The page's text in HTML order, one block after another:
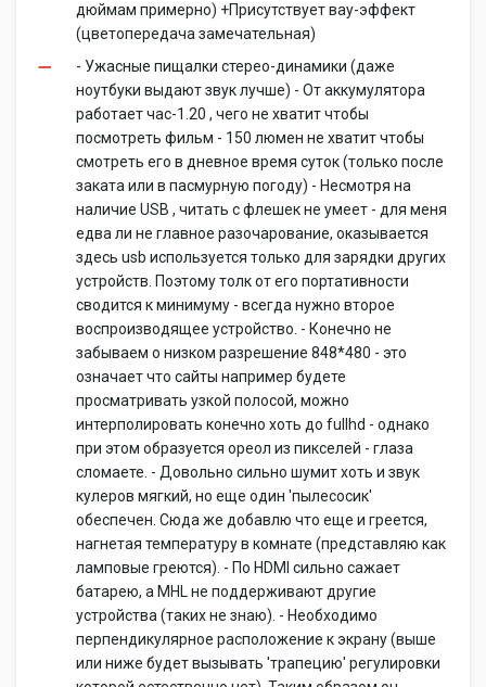
дюймам примерно) +Присутствует вау-эффект
(цветопередача замечательная)
- Ужасные пищалки стерео-динамики (даже
ноутбуки выдают звук лучше) - От аккумулятора
работает час-1.20 , чего не хватит чтобы
посмотреть фильм - 150 люмен не хватит чтобы
смотреть его в дневное время суток (только после
заката или в пасмурную погоду) - Несмотря на
наличие USB , читать с флешек не умеет - для меня
едва ли не главное разочарование, оказывается
здесь usb используется только для зарядки других
устройств. Поэтому толк от его портативности
сводится к минимуму - всегда нужно второе
воспроизводящее устройство. - Конечно не
забываем о низком разрешение 848*480 - это
означает что сайты например будете
просматривать узкой полосой, можно
интерполировать конечно хоть до fullhd - однако
при этом образуется ореол из пикселей - глаза
сломаете. - Довольно сильно шумит хоть и звук
кулеров мягкий, но еще один 'пылесосик'
обеспечен. Сюда же добавлю что еще и греется,
нагнетая температуру в комнате (представляю как
ламповые греются). - По HDMI сильно сажает
батарею, а MHL не поддерживают другие
устройства (таких не знаю). - Необходимо
перпендикулярное расположение к экрану (выше
или ниже будет вызывать 'трапецию' регулировки